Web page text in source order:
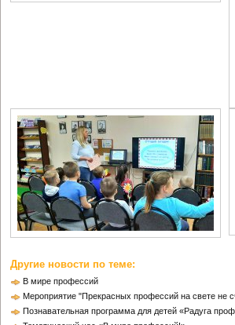
Другие новости по теме:
В мире профессий
Мероприятие "Прекрасных профессий на свете не
Познавательная программа для детей «Радуга